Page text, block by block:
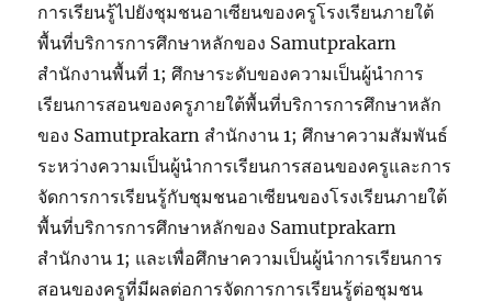
การเรียนรู้ไปยังชุมชนอาเซียนของครูโรงเรียนภายใต้
พื้นที่บริการการศึกษาหลักของ Samutprakarn
สำนักงานพื้นที่ 1; ศึกษาระดับของความเป็นผู้นำการ
เรียนการสอนของครูภายใต้พื้นที่บริการการศึกษาหลัก
ของ Samutprakarn สำนักงาน 1; ศึกษาความสัมพันธ์
ระหว่างความเป็นผู้นำการเรียนการสอนของครูและการ
จัดการการเรียนรู้กับชุมชนอาเซียนของโรงเรียนภายใต้
พื้นที่บริการการศึกษาหลักของ Samutprakarn
สำนักงาน 1; และเพื่อศึกษาความเป็นผู้นำการเรียนการ
สอนของครูที่มีผลต่อการจัดการการเรียนรู้ต่อชุมชน